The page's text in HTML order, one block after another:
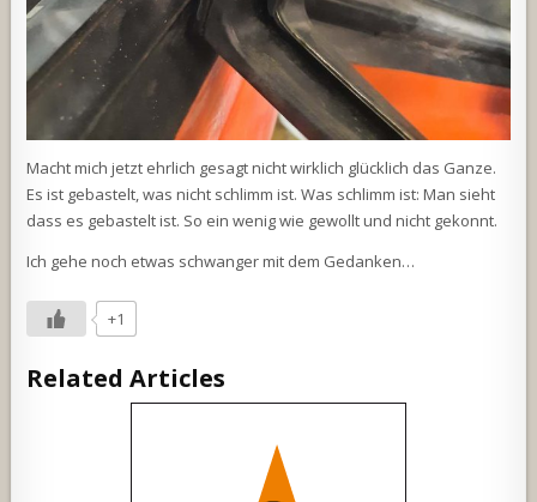
Macht mich jetzt ehrlich gesagt nicht wirklich glücklich das Ganze.
Es ist gebastelt, was nicht schlimm ist. Was schlimm ist: Man sieht
dass es gebastelt ist. So ein wenig wie gewollt und nicht gekonnt.
Ich gehe noch etwas schwanger mit dem Gedanken…
+1
Related Articles